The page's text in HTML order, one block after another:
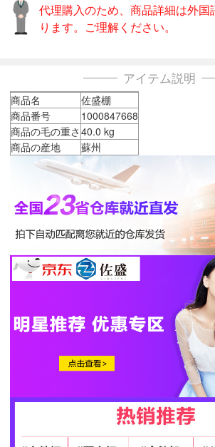
代理購入のため、商品詳細は外国
ります。ご理解ください。
アイテム説明
商品名
佐盛棚
商品番号
1000847668
商品の毛の重さ 40.0 kg
商品の産地
蘇州